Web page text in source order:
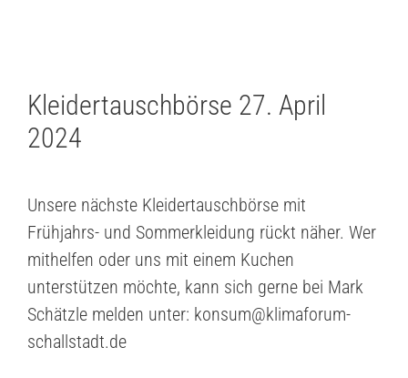
Kleidertauschbörse 27. April
2024
Unsere nächste Kleidertauschbörse mit
Frühjahrs- und Sommerkleidung rückt näher. Wer
mithelfen oder uns mit einem Kuchen
unterstützen möchte, kann sich gerne bei Mark
Schätzle melden unter: konsum@klimaforum-
schallstadt.de